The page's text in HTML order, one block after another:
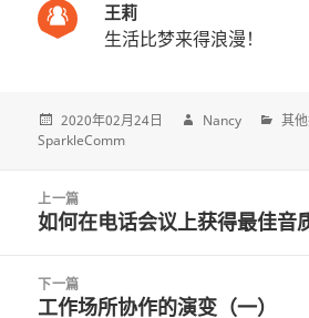
王莉
生活比梦来得浪漫！
2020年02月24日 Nancy 其
SparkleComm
navigation
上一篇
上
篇
文
如何在电话会议上获得最佳音
下一篇
下
工作场所协作的演变（一）